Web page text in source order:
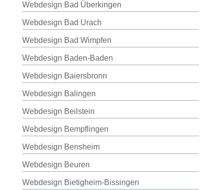
Webdesign Bad Überkingen
Webdesign Bad Urach
Webdesign Bad Wimpfen
Webdesign Baden-Baden
Webdesign Baiersbronn
Webdesign Balingen
Webdesign Beilstein
Webdesign Bempflingen
Webdesign Bensheim
Webdesign Beuren
Webdesign Bietigheim-Bissingen